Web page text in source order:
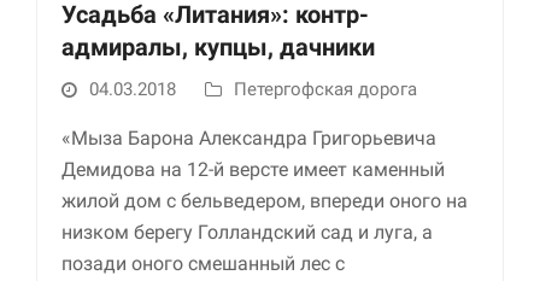
Усадьба «Литания»: контр-
адмиралы, купцы, дачники
04.03.2018 Петергофская дорога
«Мыза Барона Александра Григорьевича
Демидова на 12-й версте имеет каменный
жилой дом с бельведером, впереди оного на
низком берегу Голландский сад и луга, а
позади оного смешанный лес с